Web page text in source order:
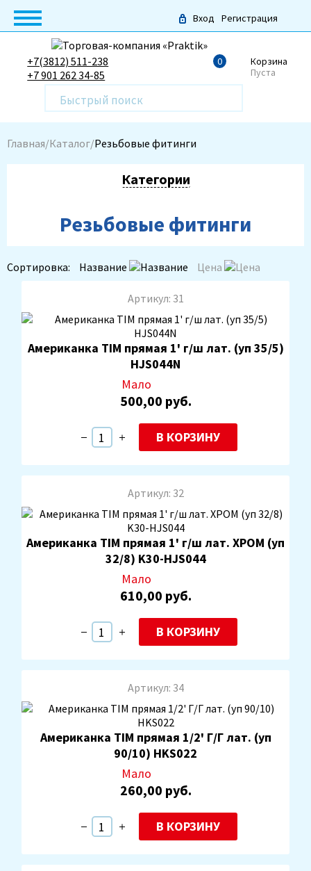
Вход Регистрация
+7(3812) 511-238
+7 901 262 34-85
Корзина
0
Пуста
Главная Каталог Резьбовые фитинги
Категории
По бренду
По цене, руб
Найдено товара 230
ПОКАЗАТЬ
Резьбовые фитинги
Сортировка: Название Цена
Артикул: 31
Американка TIM прямая 1' г/ш лат. (уп 35/5)
HJS044N
Мало
500,00 руб.
В КОРЗИНУ
Артикул: 32
Американка TIM прямая 1' г/ш лат. ХРОМ (уп
32/8) K30-HJS044
Мало
610,00 руб.
В КОРЗИНУ
Артикул: 34
Американка TIM прямая 1/2' Г/Г лат. (уп
90/10) HKS022
Мало
260,00 руб.
В КОРЗИНУ